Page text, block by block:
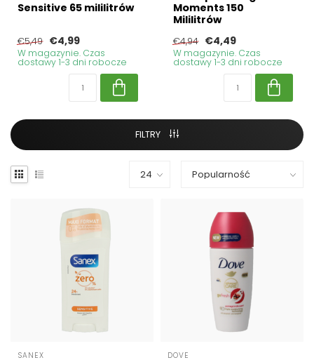
Sensitive 65 mililitrów
€5,49 €4,99
W magazynie. Czas
dostawy 1-3 dni robocze
Moments 150
Mililitrów
€4,94 €4,49
W magazynie. Czas
dostawy 1-3 dni robocze
FILTRY
SANEX DOVE